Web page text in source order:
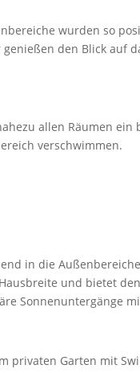
wurden so
den Blick auf
allen Räumen
verschwimmen.
in die
und bietet
Sonnenuntergänge
privaten Garten mit